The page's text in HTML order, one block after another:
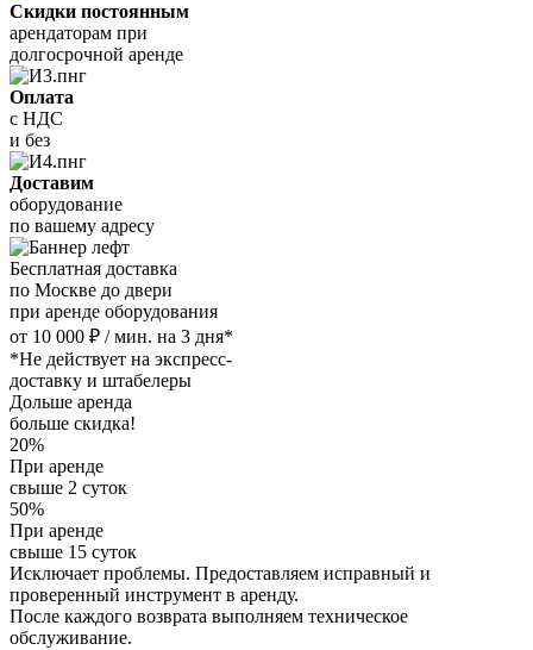
Скидки постоянным
арендаторам при
долгосрочной аренде
Оплата
с НДС
и без
Доставим
оборудование
по вашему адресу
Бесплатная доставка
по Москве до двери
при аренде оборудования
от 10 000 ₽ / мин. на 3 дня*
*Не действует на экспресс-
доставку и штабелеры
Дольше аренда
больше скидка!
20%
При аренде
свыше 2 суток
50%
При аренде
свыше 15 суток
Исключает проблемы. Предоставляем исправный и
проверенный инструмент в аренду.
После каждого возврата выполняем техническое
обслуживание.